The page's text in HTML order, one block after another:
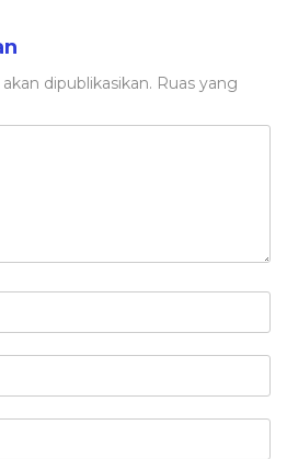
dipublikasikan. Ruas yang